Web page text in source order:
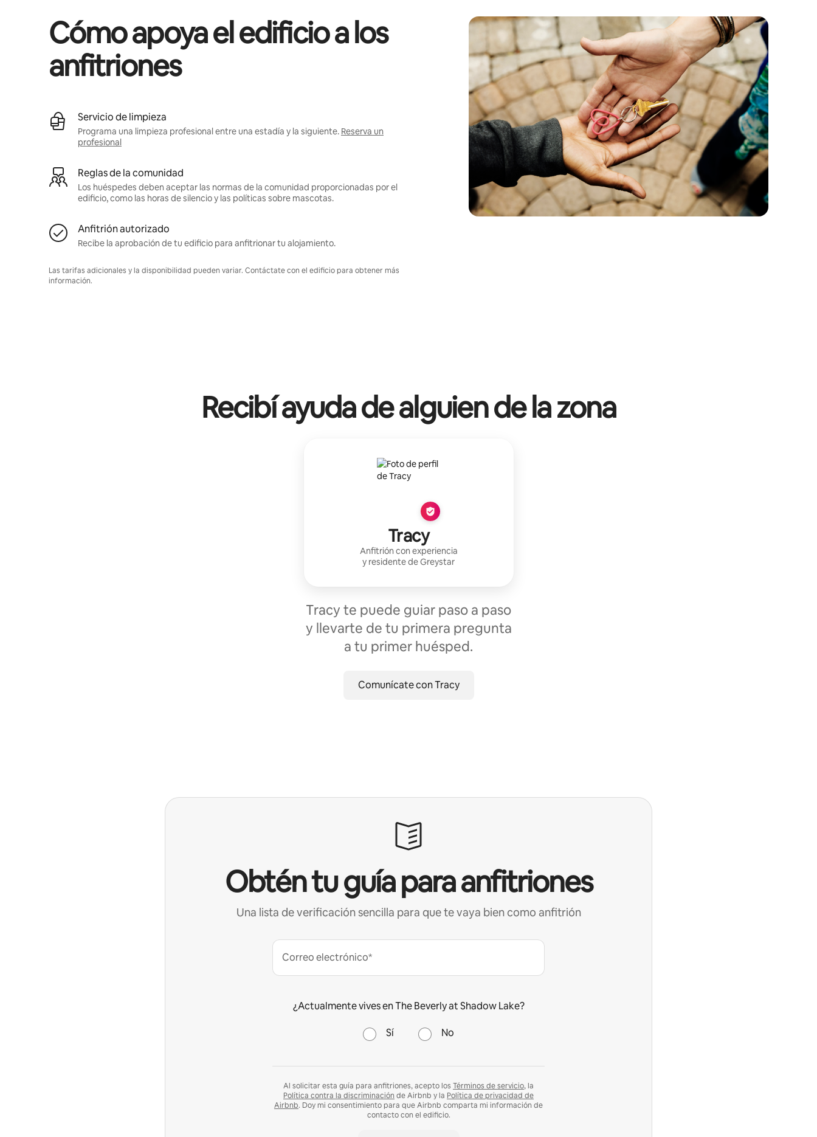
Cómo apoya el edificio a los
anfitriones
Servicio de limpieza
Programa una limpieza profesional entre una estadía y la siguiente. Reserva un
profesional
Reglas de la comunidad
Los huéspedes deben aceptar las normas de la comunidad proporcionadas por el
edificio, como las horas de silencio y las políticas sobre mascotas.
Anfitrión autorizado
Recibe la aprobación de tu edificio para anfitrionar tu alojamiento.
Las tarifas adicionales y la disponibilidad pueden variar. Contáctate con el edificio para obtener más
información.
Recibí ayuda de alguien de la zona
Tracy
Anfitrión con experiencia
y residente deGreystar
Tracy te puede guiar paso a paso
y llevarte de tu primera pregunta
a tu primer huésped.
Comunícate con Tracy
Obtén tu guía para anfitriones
Una lista de verificación sencilla para que te vaya bien como anfitrión
Correo electrónico*
¿Actualmente vives en The Beverly at Shadow Lake?
Sí No
Al solicitar esta guía para anfitriones, acepto los Términos de servicio, la
Política contra la discriminación de Airbnb y la Política de privacidad de
Airbnb. Doy mi consentimiento para que Airbnb comparta mi información de
contacto con el edificio.